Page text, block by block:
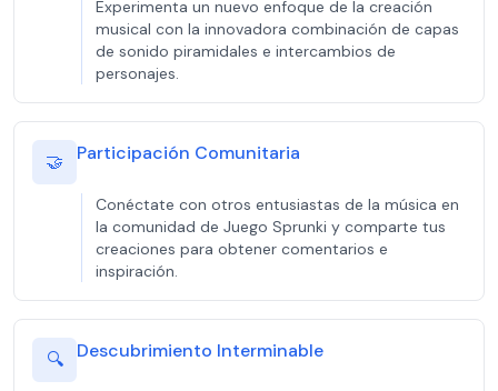
Experimenta un nuevo enfoque de la creación
musical con la innovadora combinación de capas
de sonido piramidales e intercambios de
personajes.
🤝 Participación Comunitaria
Conéctate con otros entusiastas de la música en
la comunidad de Juego Sprunki y comparte tus
creaciones para obtener comentarios e
inspiración.
🔍 Descubrimiento Interminable